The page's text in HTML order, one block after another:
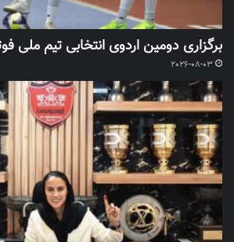
برگزاری دومین اردوی انتخابی تیم ملی
2026-08-03